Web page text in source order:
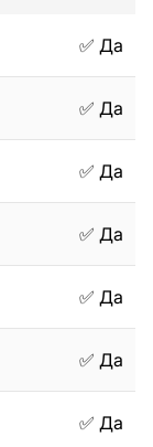
✅ Да
✅ Да
✅ Да
✅ Да
✅ Да
✅ Да
✅ Да